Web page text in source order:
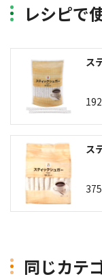
レシピで
ス
ス
同じカテ